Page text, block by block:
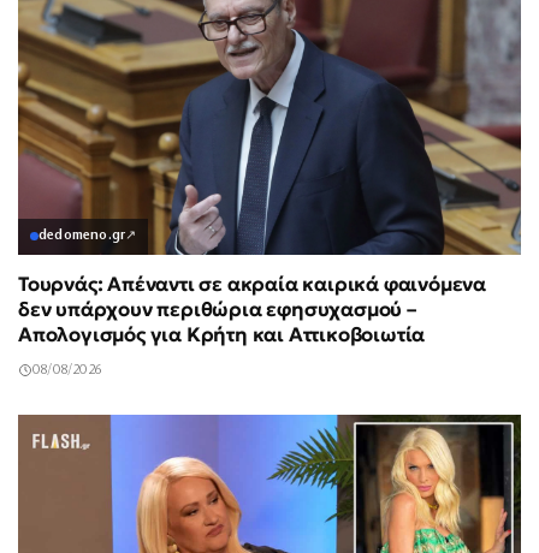
dedomeno.gr↗
Τουρνάς: Απέναντι σε ακραία καιρικά φαινόμενα
δεν υπάρχουν περιθώρια εφησυχασμού –
Απολογισμός για Κρήτη και Αττικοβοιωτία
08/08/2026